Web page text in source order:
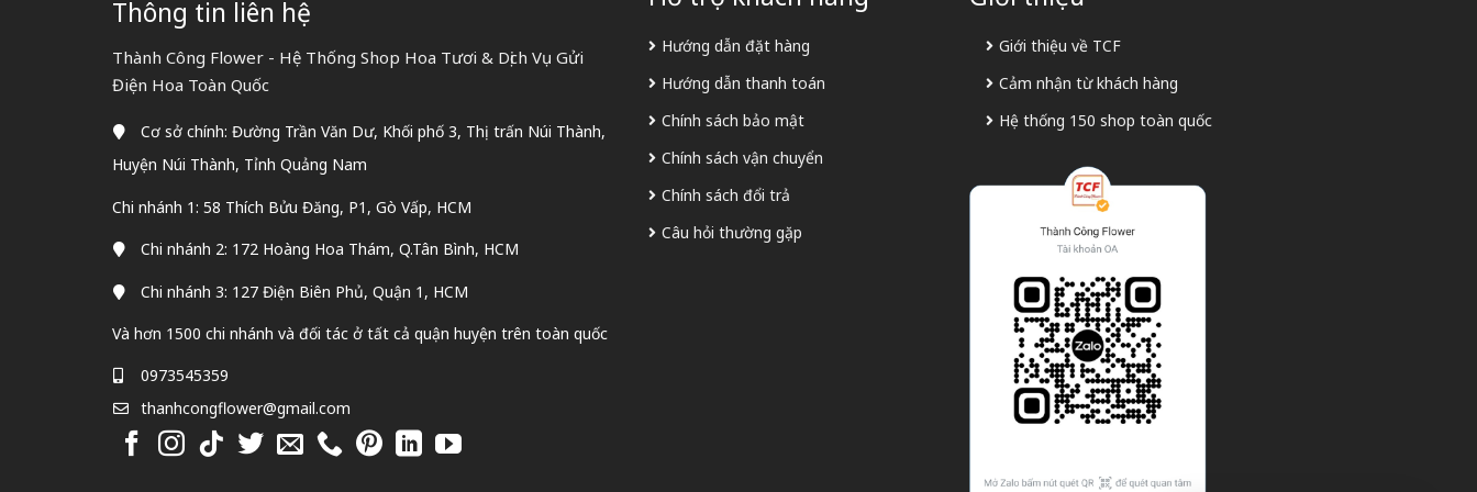
Thông tin liên hệ
Thành Công Flower - Hệ Thống Shop Hoa Tươi & Dịch Vụ Gửi
Điện Hoa Toàn Quốc
Cơ sở chính: Đường Trần Văn Dư, Khối phố 3, Thị trấn Núi Thành,
Huyện Núi Thành, Tỉnh Quảng Nam
Chi nhánh 1: 58 Thích Bửu Đăng, P1, Gò Vấp, HCM
Chi nhánh 2: 172 Hoàng Hoa Thám, Q.Tân Bình, HCM
Chi nhánh 3: 127 Điện Biên Phủ, Quận 1, HCM
Và hơn 1500 chi nhánh và đối tác ở tất cả quận huyện trên toàn quốc
0973545359
thanhcongflower@gmail.com
Hướng dẫn đặt hàng
Hướng dẫn thanh toán
Chính sách bảo mật
Chính sách vận chuyển
Chính sách đổi trả
Câu hỏi thường gặp
Giới thiệu về TCF
Cảm nhận từ khách hàng
Hệ thống 150 shop toàn quốc